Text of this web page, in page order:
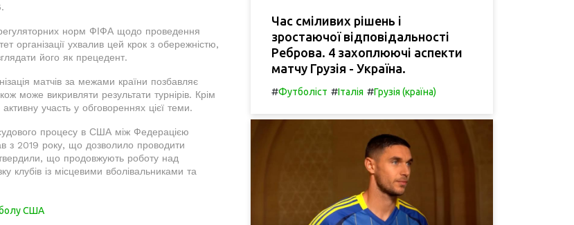
норм ФІФА щодо проведення
організації ухвалив цей крок з обережністю,
його як прецедент.
матчів за межами країни позбавляє
може викривляти результати турнірів. Крім
участь у обговореннях цієї теми.
процесу в США між Федерацією
2019 року, що дозволило проводити
що продовжують роботу над
клубів із місцевими вболівальниками та
США
Час сміливих рішень і
зростаючої відповідальності
Реброва. 4 захоплюючі аспекти
матчу Грузія - Україна.
#Футболіст #Італія #Грузія (країна)